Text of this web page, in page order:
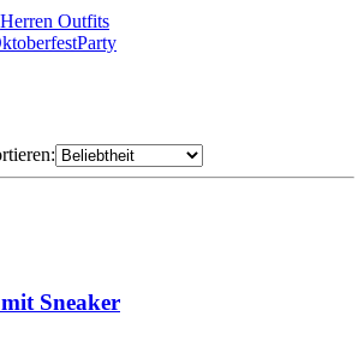
Herren Outfits
Party
Sneaker